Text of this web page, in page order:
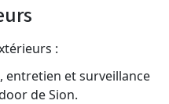
:
et surveillance
de Sion.